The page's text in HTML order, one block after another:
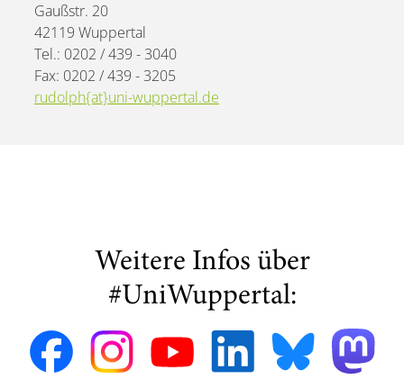
Gaußstr. 20
42119 Wuppertal
Tel.: 0202 / 439 - 3040
Fax: 0202 / 439 - 3205
rudolph{at}uni-wuppertal.de
Weitere Infos über
#UniWuppertal: